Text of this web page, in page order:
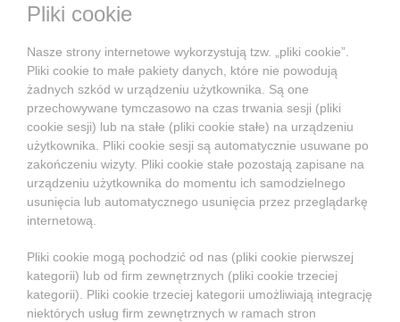
Pliki cookie
Nasze strony internetowe wykorzystują tzw. „pliki cookie”.
Pliki cookie to małe pakiety danych, które nie powodują
żadnych szkód w urządzeniu użytkownika. Są one
przechowywane tymczasowo na czas trwania sesji (pliki
cookie sesji) lub na stałe (pliki cookie stałe) na urządzeniu
użytkownika. Pliki cookie sesji są automatycznie usuwane po
zakończeniu wizyty. Pliki cookie stałe pozostają zapisane na
urządzeniu użytkownika do momentu ich samodzielnego
usunięcia lub automatycznego usunięcia przez przeglądarkę
internetową.
Pliki cookie mogą pochodzić od nas (pliki cookie pierwszej
kategorii) lub od firm zewnętrznych (pliki cookie trzeciej
kategorii). Pliki cookie trzeciej kategorii umożliwiają integrację
niektórych usług firm zewnętrznych w ramach stron